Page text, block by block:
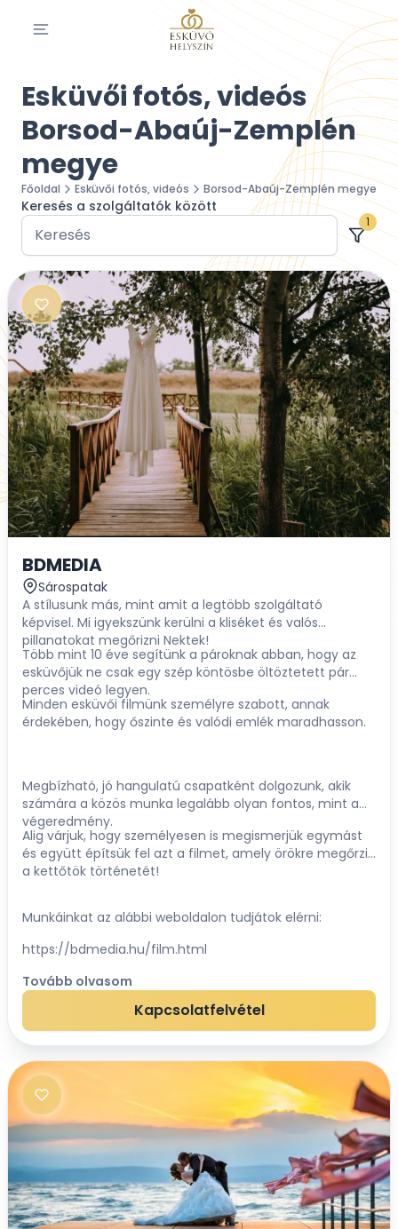
Esküvői fotós, videós
Borsod-Abaúj-Zemplén
megye
Főoldal Esküvői fotós, videós Borsod-Abaúj-Zemplén megye
Keresés a szolgáltatók között
1
BDMEDIA
Sárospatak
A stílusunk más, mint amit a legtöbb szolgáltató
képvisel. Mi igyekszünk kerülni a kliséket és valós
pillanatokat megőrizni Nektek!
Több mint 10 éve segítünk a pároknak abban, hogy az
esküvőjük ne csak egy szép köntösbe öltöztetett pár
perces videó legyen.
Minden esküvői filmünk személyre szabott, annak
érdekében, hogy őszinte és valódi emlék maradhasson.
Megbízható, jó hangulatú csapatként dolgozunk, akik
számára a közös munka legalább olyan fontos, mint a
végeredmény.
Alig várjuk, hogy személyesen is megismerjük egymást
és együtt építsük fel azt a filmet, amely örökre megőrzi
a kettőtök történetét!
Munkáinkat az alábbi weboldalon tudjátok elérni:
https://bdmedia.hu/film.html
Tovább olvasom
Kapcsolatfelvétel